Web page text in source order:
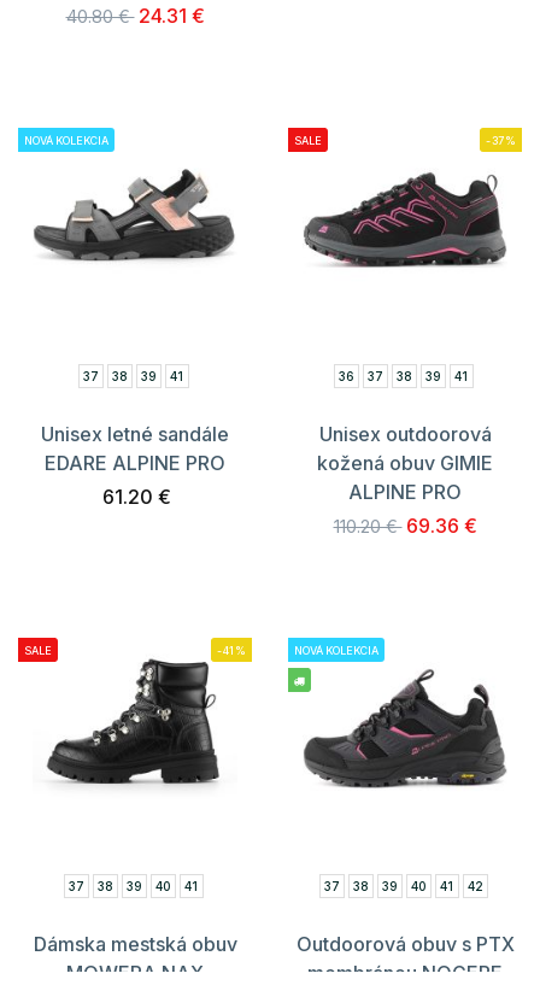
40.80 € 24.31 €
NOVÁ KOLEKCIA
37 38 39 41
Unisex letné sandále
EDARE ALPINE PRO
61.20 €
SALE -37%
36 37 38 39 41
Unisex outdoorová
kožená obuv GIMIE
ALPINE PRO
110.20 € 69.36 €
SALE -41%
37 38 39 40 41
Dámska mestská obuv
MOWERA NAX
NOVÁ KOLEKCIA
37 38 39 40 41 42
Outdoorová obuv s PTX
membránou NOGERE